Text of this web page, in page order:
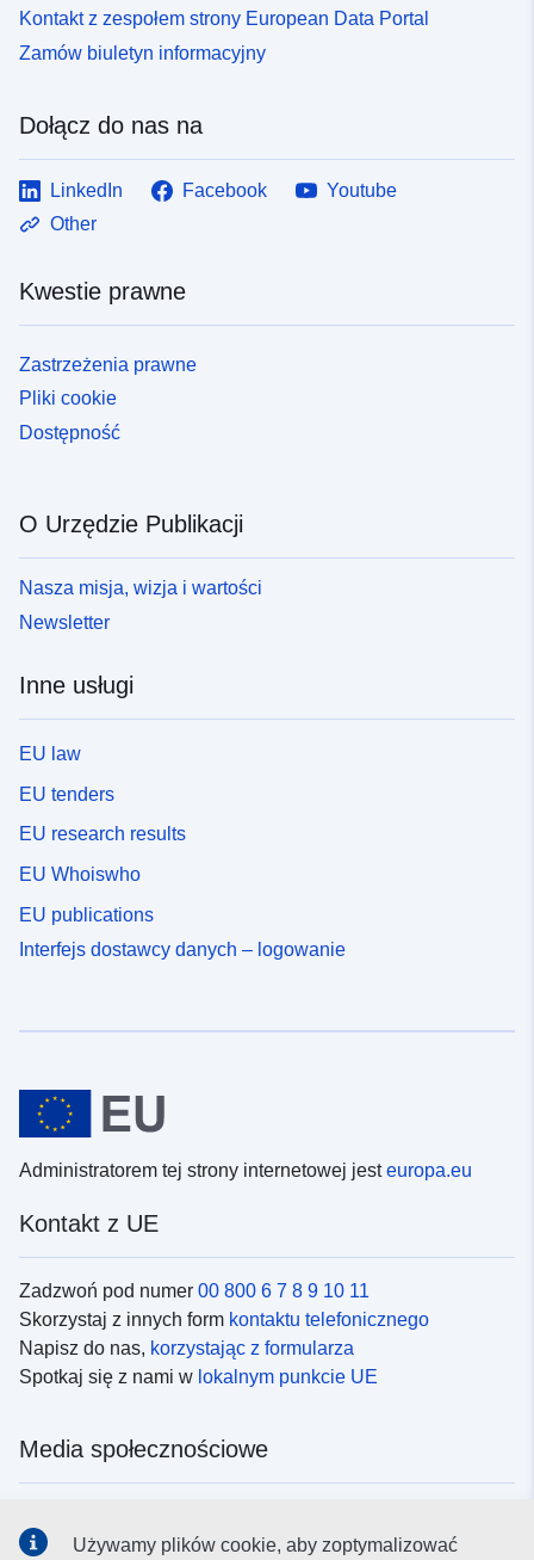
Kontakt z zespołem strony European Data Portal
Zamów biuletyn informacyjny
Dołącz do nas na
LinkedIn Facebook
Youtube
Other
Kwestie prawne
Zastrzeżenia prawne
Pliki cookie
Dostępność
O Urzędzie Publikacji
Nasza misja, wizja i wartości
Newsletter
Inne usługi
EU law
EU tenders
EU research results
EU Whoiswho
EU publications
Interfejs dostawcy danych – logowanie
Administratorem tej strony internetowej jesteuropa.eu
Kontakt z UE
Zadzwoń pod numer 00 800 6 7 8 9 10 11
Skorzystaj z innych form kontaktu telefonicznego
Napisz do nas, korzystając z formularza
Spotkaj się z nami w lokalnym punkcie UE
Media społecznościowe
Używamy plików cookie, aby zoptymalizować